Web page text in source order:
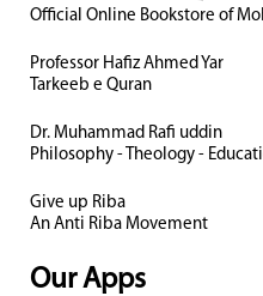
Official Online Bookstore of
Professor Hafiz Ahmed Yar
Tarkeeb e Quran
Dr. Muhammad Rafi uddin
Philosophy - Theology -
Give up Riba
An Anti Riba Movement
Our Apps